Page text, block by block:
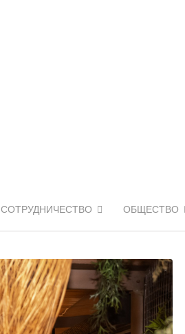
СОТРУДНИЧЕСТВО ОБЩЕСТВО